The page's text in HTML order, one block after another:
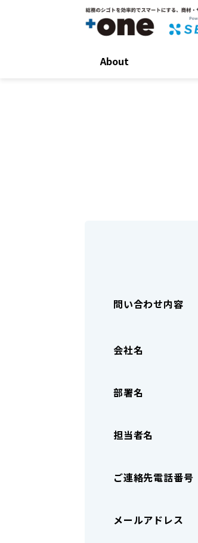
About
問い合わせ内容
会社名
部署名
担当者名
ご連絡先電話番号
メールアドレス